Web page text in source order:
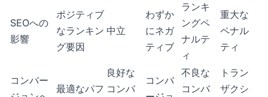
SEOへの
影響
ポジティブ
なランキン
グ要因
中立
わずか
にネガ
ティブ
ランキ
ングペ
ナルテ
ィ
重大な
ペナル
ティ
コンバー
最適なパフ
良好な
コンバ
コンバ
不良な
コンバ
トラン
ザクシ